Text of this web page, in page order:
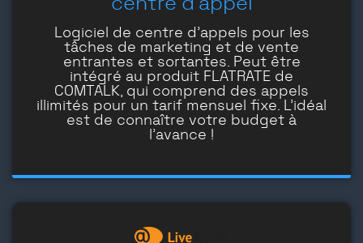
Logiciel de centre d'appels pour les
tâches de marketing et de vente
entrantes et sortantes. Peut être
intégré au produit FLATRATE de
COMTALK, qui comprend des appels
illimités pour un tarif mensuel fixe. L'idéal
est de connaître votre budget à
l'avance !